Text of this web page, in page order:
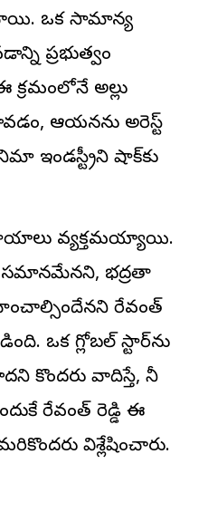
ఒక సామాన్య
ప్రభుత్వం
అల్లు
ఆయనను అరెస్ట్
ఇండస్ట్రీని షాక్‌కు
వ్యక్తమయ్యాయి.
సమానమేనని, భద్రతా
రేవంత్
ఒక గ్లోబల్ స్టార్‌ను
కొందరు వాదిస్తే, సినీ
రేవంత్ రెడ్డి ఈ
విశ్లేషించారు.